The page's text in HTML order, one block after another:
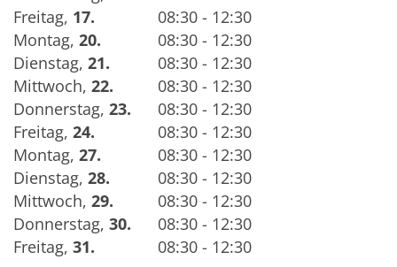
Freitag, 17.
08:30 - 12:30
Montag, 20.
08:30 - 12:30
Dienstag, 21.
08:30 - 12:30
Mittwoch, 22.
08:30 - 12:30
Donnerstag, 23.
08:30 - 12:30
Freitag, 24.
08:30 - 12:30
Montag, 27.
08:30 - 12:30
Dienstag, 28.
08:30 - 12:30
Mittwoch, 29.
08:30 - 12:30
Donnerstag, 30.
08:30 - 12:30
Freitag, 31.
08:30 - 12:30